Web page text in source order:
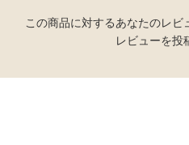
この商品に対するあなたのレビ
レビューを投